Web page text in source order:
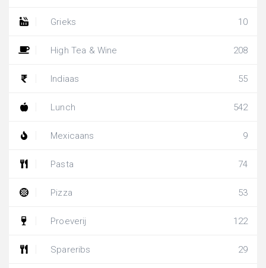
Grieks 10
High Tea & Wine 208
Indiaas 55
Lunch 542
Mexicaans 9
Pasta 74
Pizza 53
Proeverij 122
Spareribs 29